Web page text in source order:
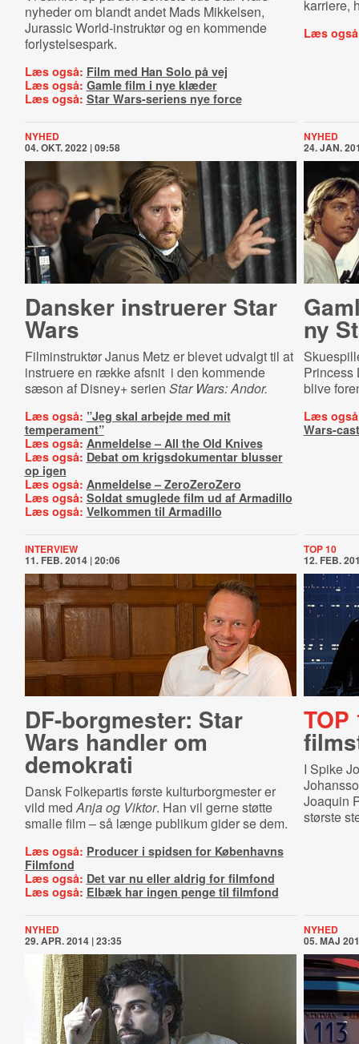
nyheder om blandt andet Mads Mikkelsen,
Jurassic World-instruktør og en kommende
forlystelsespark.
Læs også: Film med Han Solo på vej
Læs også: Gamle film i nye klæder
Læs også: Star Wars-seriens nye force
karriere,
Læs
NYHED
04. OKT. 2022 | 09:58
Dansker instruerer Star
Wars
Filminstruktør Janus Metz er blevet udvalgt til at
instruere en række afsnit i den kommende
sæson af Disney+ serien Star Wars: Andor.
Læs også: ”Jeg skal arbejde med mit
temperament”
Læs også: Anmeldelse – All the Old Knives
Læs også: Debat om krigsdokumentar blusser
op igen
Læs også: Anmeldelse – ZeroZeroZero
Læs også: Soldat smuglede film ud af Armadillo
Læs også: Velkommen til Armadillo
NYHED
24. JAN.
ny
Princess
blive
Læs
Wars-
INTERVIEW
11. FEB. 2014 | 20:06
DF-borgmester: Star
Wars handler om
demokrati
Dansk Folkepartis første kulturborgmester er
vild medAnja og Viktor. Han vil gerne støtte
smalle film – så længe publikum gider se dem.
Læs også: Producer i spidsen for Københavns
Filmfond
Læs også: Det var nu eller aldrig for filmfond
Læs også: Elbæk har ingen penge til filmfond
TOP 10
12. FEB.
TOP
I Spike
Joaquin
største
NYHED
29. APR. 2014 | 23:35
NYHED
05. MAJ